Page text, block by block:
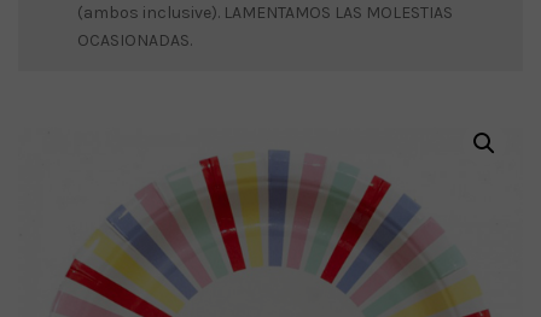
(ambos inclusive). LAMENTAMOS LAS MOLESTIAS
OCASIONADAS.